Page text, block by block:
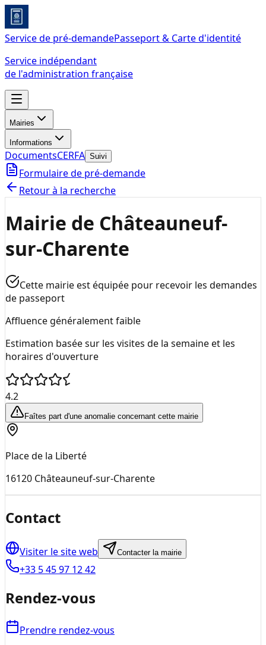
Service de pré-demandePasseport & Carte d'identité
Service indépendant
de l'administration française
Mairies
Informations
DocumentsCERFA Suivi
Formulaire de pré-demande
Retour à la recherche
Mairie de Châteauneuf-
sur-Charente
Cette mairie est équipée pour recevoir les demandes
de passeport
Affluence généralement faible
Estimation basée sur les visites de la semaine et les
horaires d'ouverture
4.2
Faîtes part d'une anomalie concernant cette mairie
Place de la Liberté
16120 Châteauneuf-sur-Charente
Contact
Visiter le site web Contacter la mairie
+33 5 45 97 12 42
Rendez-vous
Prendre rendez-vous